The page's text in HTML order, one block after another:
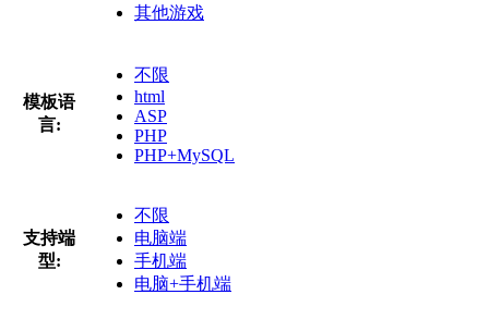
其他游戏
模板语
言:
不限
html
ASP
PHP
PHP+MySQL
支持端
型:
不限
电脑端
手机端
电脑+手机端